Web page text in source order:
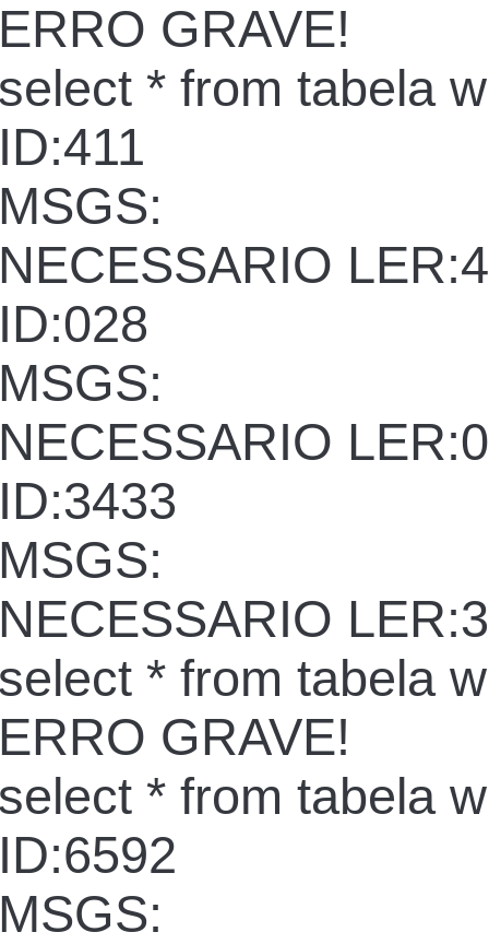
GRAVE!
* from tabela
* from tabela
GRAVE!
* from tabela